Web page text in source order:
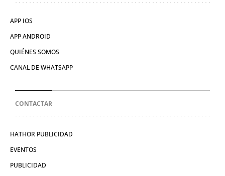
APP IOS
APP ANDROID
QUIÉNES SOMOS
CANAL DE WHATSAPP
CONTACTAR
HATHOR PUBLICIDAD
EVENTOS
PUBLICIDAD